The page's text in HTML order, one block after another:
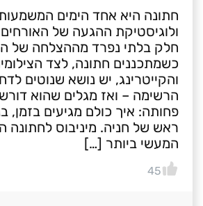
חתונה היא אחד הימים
ולוגיסטיקת ההגעה של
חלק בלתי נפרד מההצלחה של
כשמתכננים חתונה, לצד
והקייטרינג, יש נושא שנוטים
הרשימה – ואז מגלים שהוא
פחותה: איך כולם מגיעים בזמן,
ראש של חניה. מיניבוס לחתונה
המעשי ביותר […]
45